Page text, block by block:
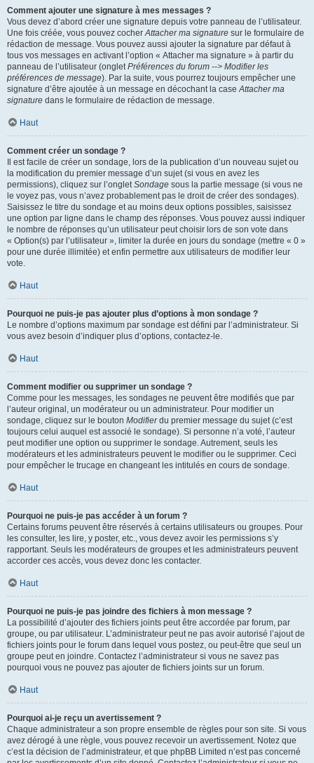
Comment ajouter une signature à mes messages ?
Vous devez d’abord créer une signature depuis votre panneau de l’utilisateur.
Une fois créée, vous pouvez cocherAttacher ma signature sur le formulaire de
rédaction de message. Vous pouvez aussi ajouter la signature par défaut à
tous vos messages en activant l’option « Attacher ma signature » à partir du
panneau de l’utilisateur (ongletPréférences du forum --> Modifier les
préférences de message). Par la suite, vous pourrez toujours empêcher une
signature d’être ajoutée à un message en décochant la caseAttacher ma
signature dans le formulaire de rédaction de message.
Haut
Comment créer un sondage ?
Il est facile de créer un sondage, lors de la publication d’un nouveau sujet ou
la modification du premier message d’un sujet (si vous en avez les
permissions), cliquez sur l’ongletSondage sous la partie message (si vous ne
le voyez pas, vous n’avez probablement pas le droit de créer des sondages).
Saisissez le titre du sondage et au moins deux options possibles, saisissez
une option par ligne dans le champ des réponses. Vous pouvez aussi indiquer
le nombre de réponses qu’un utilisateur peut choisir lors de son vote dans
« Option(s) par l’utilisateur », limiter la durée en jours du sondage (mettre « 0 »
pour une durée illimitée) et enfin permettre aux utilisateurs de modifier leur
vote.
Haut
Pourquoi ne puis-je pas ajouter plus d’options à mon sondage ?
Le nombre d’options maximum par sondage est défini par l’administrateur. Si
vous avez besoin d’indiquer plus d’options, contactez-le.
Haut
Comment modifier ou supprimer un sondage ?
Comme pour les messages, les sondages ne peuvent être modifiés que par
l’auteur original, un modérateur ou un administrateur. Pour modifier un
sondage, cliquez sur le bouton Modifierdu premier message du sujet (c’est
toujours celui auquel est associé le sondage). Si personne n’a voté, l’auteur
peut modifier une option ou supprimer le sondage. Autrement, seuls les
modérateurs et les administrateurs peuvent le modifier ou le supprimer. Ceci
pour empêcher le trucage en changeant les intitulés en cours de sondage.
Haut
Pourquoi ne puis-je pas accéder à un forum ?
Certains forums peuvent être réservés à certains utilisateurs ou groupes. Pour
les consulter, les lire, y poster, etc., vous devez avoir les permissions s’y
rapportant. Seuls les modérateurs de groupes et les administrateurs peuvent
accorder ces accès, vous devez donc les contacter.
Haut
Pourquoi ne puis-je pas joindre des fichiers à mon message ?
La possibilité d’ajouter des fichiers joints peut être accordée par forum, par
groupe, ou par utilisateur. L’administrateur peut ne pas avoir autorisé l’ajout de
fichiers joints pour le forum dans lequel vous postez, ou peut-être que seul un
groupe peut en joindre. Contactez l’administrateur si vous ne savez pas
pourquoi vous ne pouvez pas ajouter de fichiers joints sur un forum.
Haut
Pourquoi ai-je reçu un avertissement ?
Chaque administrateur a son propre ensemble de règles pour son site. Si vous
avez dérogé à une règle, vous pouvez recevoir un avertissement. Notez que
c’est la décision de l’administrateur, et que phpBB Limited n’est pas concerné